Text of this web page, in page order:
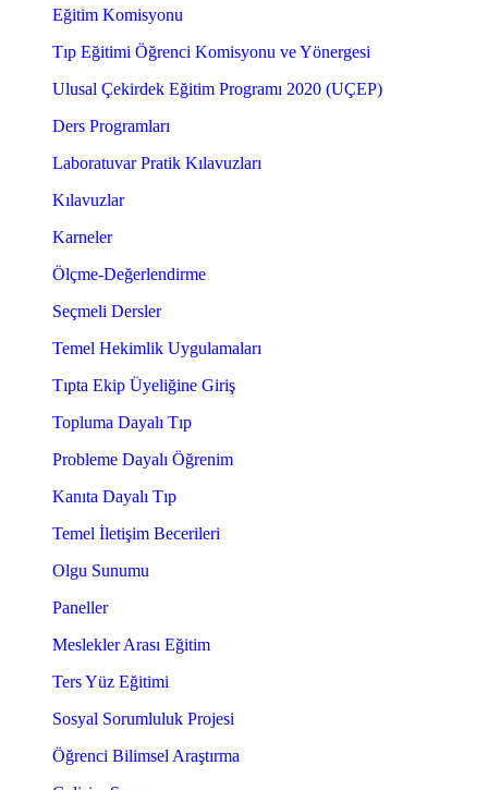
Eğitim Komisyonu
Tıp Eğitimi Öğrenci Komisyonu ve Yönergesi
Ulusal Çekirdek Eğitim Programı 2020 (UÇEP)
Ders Programları
Laboratuvar Pratik Kılavuzları
Kılavuzlar
Karneler
Ölçme-Değerlendirme
Seçmeli Dersler
Temel Hekimlik Uygulamaları
Tıpta Ekip Üyeliğine Giriş
Topluma Dayalı Tıp
Probleme Dayalı Öğrenim
Kanıta Dayalı Tıp
Temel İletişim Becerileri
Olgu Sunumu
Paneller
Meslekler Arası Eğitim
Ters Yüz Eğitimi
Sosyal Sorumluluk Projesi
Öğrenci Bilimsel Araştırma